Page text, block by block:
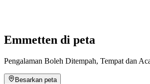
Emmetten di peta
Pengalaman Boleh Ditempah, Tempat dan
Besarkan peta